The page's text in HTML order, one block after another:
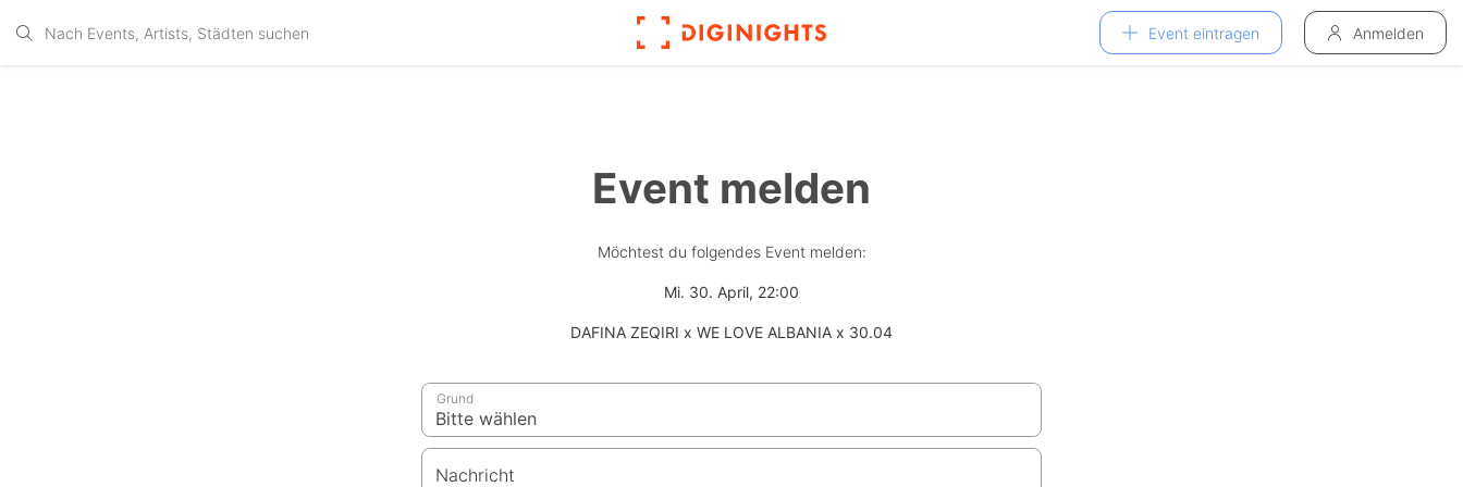
Event eintragen Anmelden
Event melden
Möchtest du folgendes Event melden:
Mi. 30. April, 22:00
DAFINA ZEQIRI x WE LOVE ALBANIA x 30.04
Grund
Nachricht